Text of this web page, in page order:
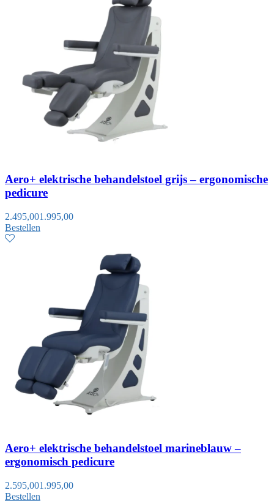
Aero+ elektrische behandelstoel grijs – ergonomische
pedicure
2.495,001.995,00
Bestellen
Aero+ elektrische behandelstoel marineblauw –
ergonomisch pedicure
2.595,001.995,00
Bestellen